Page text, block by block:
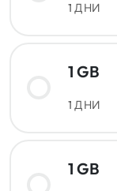
1 ДНИ
1 GB
1 ДНИ
1 GB